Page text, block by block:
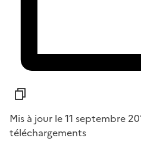
Mis à jour le 11 septembre
téléchargements